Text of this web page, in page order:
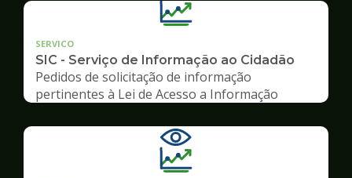
SERVICO
SIC - Serviço de Informação ao Cidadão
Pedidos de solicitação de informação
pertinentes à Lei de Acesso a Informação